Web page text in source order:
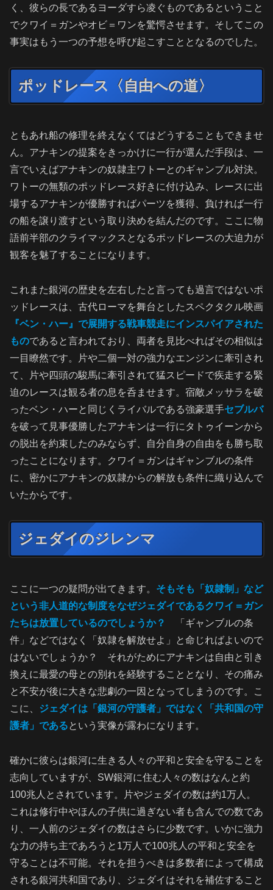
く、彼らの長であるヨーダすら凌ぐものであるということ
でクワイ＝ガンやオビ＝ワンを驚愕させます。そしてこの
事実はもう一つの予想を呼び起こすこととなるのでした。
ポッドレース〈自由への道〉
ともあれ船の修理を終えなくてはどうすることもできませ
ん。アナキンの提案をきっかけに一行が選んだ手段は、一
言でいえばアナキンの奴隷主ワトーとのギャンブル対決。
ワトーの無類のポッドレース好きに付け込み、レースに出
場するアナキンが優勝すればパーツを獲得、負ければ一行
の船を譲り渡すという取り決めを結んだのです。ここに物
語前半部のクライマックスとなるポッドレースの大迫力が
観客を魅了することになります。
これまた銀河の歴史を左右したと言っても過言ではないポ
ッドレースは、古代ローマを舞台としたスペクタクル映画
『ベン・ハー』で展開する戦車競走にインスパイアされた
ものであると言われており、両者を見比べればその相似は
一目瞭然です。片や二個一対の強力なエンジンに牽引され
て、片や四頭の駿馬に牽引されて猛スピードで疾走する緊
迫のレースは観る者の息を呑ませます。宿敵メッサラを破
ったベン・ハーと同じくライバルである強豪選手セブルバ
を破って見事優勝したアナキンは一行にタトゥイーンから
の脱出を約束したのみならず、自分自身の自由をも勝ち取
ったことになります。クワイ＝ガンはギャンブルの条件
に、密かにアナキンの奴隷からの解放も条件に織り込んで
いたからです。
ジェダイのジレンマ
ここに一つの疑問が出てきます。 そもそも「奴隷制」など
という非人道的な制度をなぜジェダイであるクワイ＝ガン
たちは放置しているのでしょうか？
「ギャンブルの条
件」などではなく「奴隷を解放せよ」と命じればよいので
はないでしょうか？ それがためにアナキンは自由と引き
換えに最愛の母との別れを経験することとなり、その痛み
と不安が後に大きな悲劇の一因となってしまうのです。こ
こに、 ジェダイは「銀河の守護者」ではなく「共和国の守
護者」であるという実像が露わになります。
確かに彼らは銀河に生きる人々の平和と安全を守ることを
志向していますが、SW銀河に住む人々の数はなんと約
100兆人とされています。片やジェダイの数は約1万人。
これは修行中やほんの子供に過ぎない者も含んでの数であ
り、一人前のジェダイの数はさらに少数です。いかに強力
な力の持ち主であろうと1万人で100兆人の平和と安全を
守ることは不可能。それを担うべきは多数者によって構成
される銀河共和国であり、ジェダイはそれを補佐すること